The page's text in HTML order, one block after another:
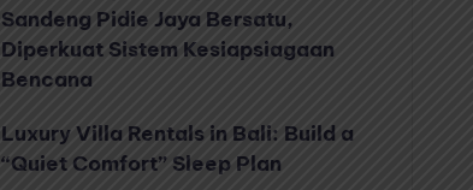
Sandeng Pidie Jaya Bersatu,
Diperkuat Sistem Kesiapsiagaan
Bencana
Luxury Villa Rentals in Bali: Build a
“Quiet Comfort” Sleep Plan